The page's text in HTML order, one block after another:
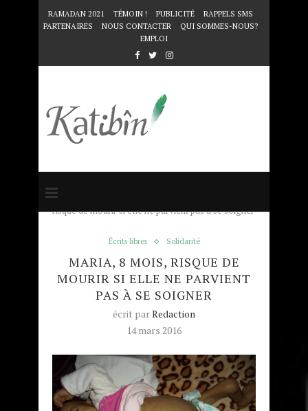
RAMADAN 2021 TÉMOIN ! PUBLICITÉ
RAPPELS SMS
PARTENAIRES
NOUS CONTACTER
QUI SOMMES-NOUS?
EMPLOI
Accueil
risque de mourir si elle ne parvient pas à se soigner
Écrits libres Solidarité
MARIA, 8 MOIS, RISQUE DE
MOURIR SI ELLE NE PARVIENT
PAS À SE SOIGNER
écrit parRedaction
14 mars 2016